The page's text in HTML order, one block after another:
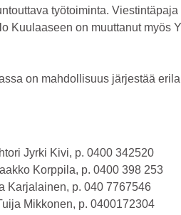
työtoiminta.
Kuulaaseen on muuttanut myös
on mahdollisuus järjestää
Jyrki Kivi, p. 0400 342520
Korppila, p. 0400 398 253
Karjalainen, p. 040 7767546
Mikkonen, p. 0400172304